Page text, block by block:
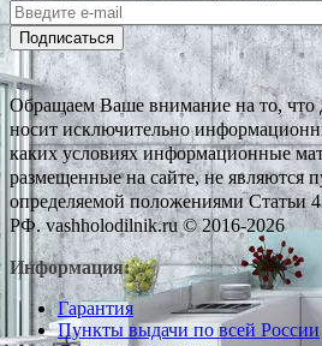
Подписаться
Обращаем Ваше внимание на то, что
носит исключительно
каких условиях информационные
размещенные на сайте, не являются
определяемой положениями Статьи
РФ. vashholodilnik.ru © 2016-2026
Информация:
Гарантия
Пункты выдачи по всей России